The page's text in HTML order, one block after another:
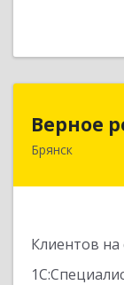
Верное
Брянск
Клиентов
241035,